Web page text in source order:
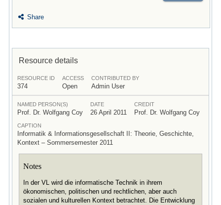
Share
Resource details
RESOURCE ID
374
ACCESS
Open
CONTRIBUTED BY
Admin User
NAMED PERSON(S)
Prof. Dr. Wolfgang Coy
DATE
26 April 2011
CREDIT
Prof. Dr. Wolfgang Coy
CAPTION
Informatik & Informationsgesellschaft II: Theorie, Geschichte,
Kontext – Sommersemester 2011
Notes
In der VL wird die informatische Technik in ihrem
ökonomischen, politischen und rechtlichen, aber auch
sozialen und kulturellen Kontext betrachtet. Die Entwicklung